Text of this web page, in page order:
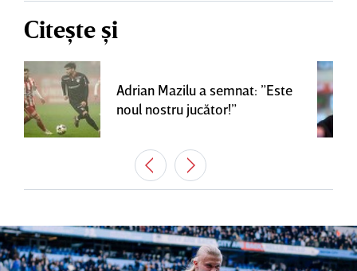
Citește și
Adrian Mazilu a semnat: ”Este
noul nostru jucător!”